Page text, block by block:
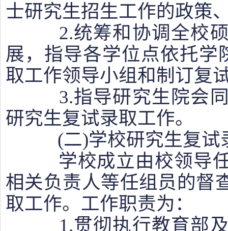
士研究生招生工作的政策
2.统筹和协调全校硕
展，指导各学位点依托学
取工作领导小组和制订复
3.指导研究生院会同
研究生复试录取工作。
(二)学校研究生复试
学校成立由校领导任
相关负责人等任组员的督
取工作。工作职责为：
1.贯彻执行教育部及